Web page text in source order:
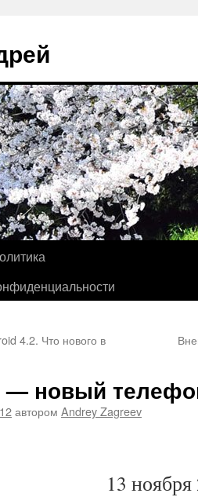
4.2. Что нового в
— новый
автором Andrey Zagreev
13